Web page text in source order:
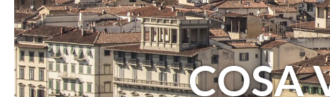
COSA